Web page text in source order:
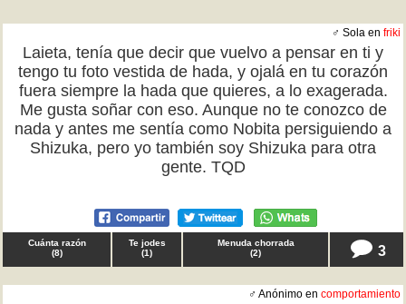
♂ Sola en friki
Laieta, tenía que decir que vuelvo a pensar en ti y
tengo tu foto vestida de hada, y ojalá en tu corazón
fuera siempre la hada que quieres, a lo exagerada.
Me gusta soñar con eso. Aunque no te conozco de
nada y antes me sentía como Nobita persiguiendo a
Shizuka, pero yo también soy Shizuka para otra
gente. TQD
Cuánta razón
(8)
Te jodes
(1)
Menuda chorrada
(2) 3
♂ Anónimo en comportamiento